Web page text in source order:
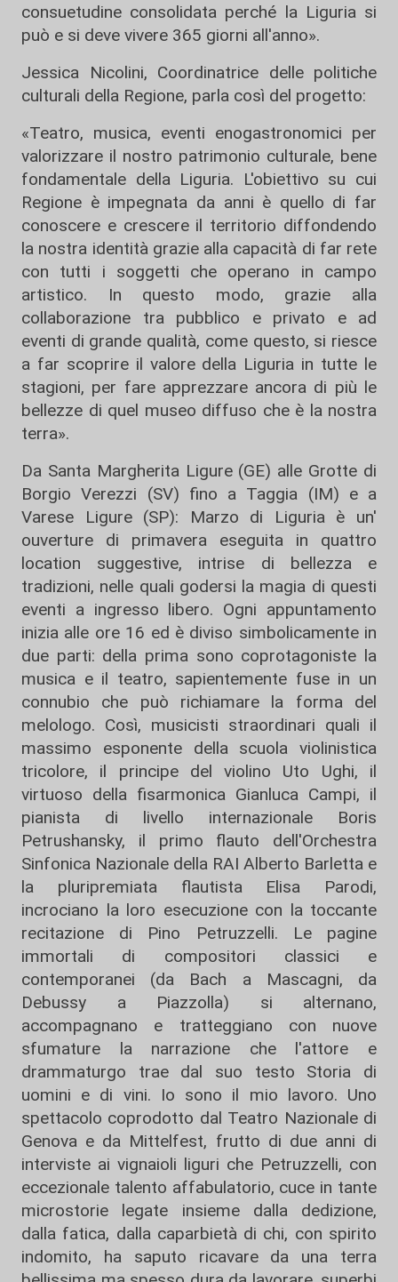
consuetudine consolidata perché la Liguria si
può e si deve vivere 365 giorni all'anno».
Jessica Nicolini, Coordinatrice delle politiche
culturali della Regione, parla così del progetto:
«Teatro, musica, eventi enogastronomici per
valorizzare il nostro patrimonio culturale, bene
fondamentale della Liguria. L'obiettivo su cui
Regione è impegnata da anni è quello di far
conoscere e crescere il territorio diffondendo
la nostra identità grazie alla capacità di far rete
con tutti i soggetti che operano in campo
artistico. In questo modo, grazie alla
collaborazione tra pubblico e privato e ad
eventi di grande qualità, come questo, si riesce
a far scoprire il valore della Liguria in tutte le
stagioni, per fare apprezzare ancora di più le
bellezze di quel museo diffuso che è la nostra
terra».
Da Santa Margherita Ligure (GE) alle Grotte di
Borgio Verezzi (SV) fino a Taggia (IM) e a
Varese Ligure (SP): Marzo di Liguria è un'
ouverture di primavera eseguita in quattro
location suggestive, intrise di bellezza e
tradizioni, nelle quali godersi la magia di questi
eventi a ingresso libero. Ogni appuntamento
inizia alle ore 16 ed è diviso simbolicamente in
due parti: della prima sono coprotagoniste la
musica e il teatro, sapientemente fuse in un
connubio che può richiamare la forma del
melologo. Così, musicisti straordinari quali il
massimo esponente della scuola violinistica
tricolore, il principe del violino Uto Ughi, il
virtuoso della fisarmonica Gianluca Campi, il
pianista di livello internazionale Boris
Petrushansky, il primo flauto dell'Orchestra
Sinfonica Nazionale della RAI Alberto Barletta e
la pluripremiata flautista Elisa Parodi,
incrociano la loro esecuzione con la toccante
recitazione di Pino Petruzzelli. Le pagine
immortali di compositori classici e
contemporanei (da Bach a Mascagni, da
Debussy a Piazzolla) si alternano,
accompagnano e tratteggiano con nuove
sfumature la narrazione che l'attore e
drammaturgo trae dal suo testo Storia di
uomini e di vini. Io sono il mio lavoro. Uno
spettacolo coprodotto dal Teatro Nazionale di
Genova e da Mittelfest, frutto di due anni di
interviste ai vignaioli liguri che Petruzzelli, con
eccezionale talento affabulatorio, cuce in tante
microstorie legate insieme dalla dedizione,
dalla fatica, dalla caparbietà di chi, con spirito
indomito, ha saputo ricavare da una terra